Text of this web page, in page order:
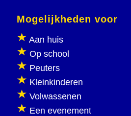
Mogelijkheden voor
Aan huis
Op school
Peuters
Kleinkinderen
Volwassenen
Een evenement